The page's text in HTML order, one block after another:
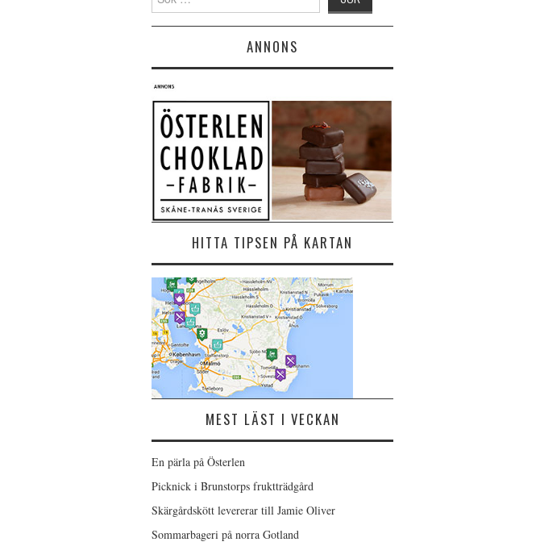
ANNONS
HITTA TIPSEN PÅ KARTAN
MEST LÄST I VECKAN
En pärla på Österlen
Picknick i Brunstorps fruktträdgård
Skärgårdskött levererar till Jamie Oliver
Sommarbageri på norra Gotland